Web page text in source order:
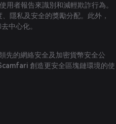
者報告來識別和減輕欺詐行為。
隱私及安全的獎勵分配。此外，
中心化。
先的網絡安全及加密貨幣安全公
創造更安全區塊鏈環境的使